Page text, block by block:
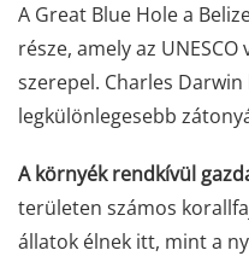
A Great Blue Hole a
része, amely az
szerepel. Charles
legkülönlegesebb
A környék rendkívül
területen számos
állatok élnek itt, mint a